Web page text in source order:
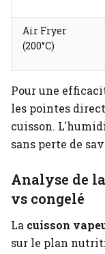
Air Fryer
(200°C)
Pour une
les pointes
cuisson.
sans perte de
Analyse de
vs congelé
La cuisson
sur le plan